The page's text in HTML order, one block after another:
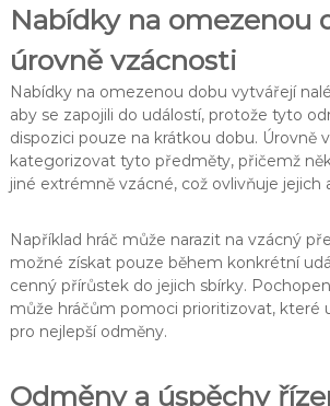
Nabídky na omezenou
úrovně vzácnosti
Nabídky na omezenou dobu vytvářejí
aby se zapojili do událostí, protože tyto
dispozici pouze na krátkou dobu. Úrovně
kategorizovat tyto předměty, přičemž
jiné extrémně vzácné, což ovlivňuje jejich
Například hráč může narazit na vzácný
možné získat pouze během konkrétní
cenný přírůstek do jejich sbírky.
může hráčům pomoci prioritizovat, které
pro nejlepší odměny.
Odměny a úspěchy